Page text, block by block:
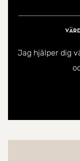
Jag hjälper dig